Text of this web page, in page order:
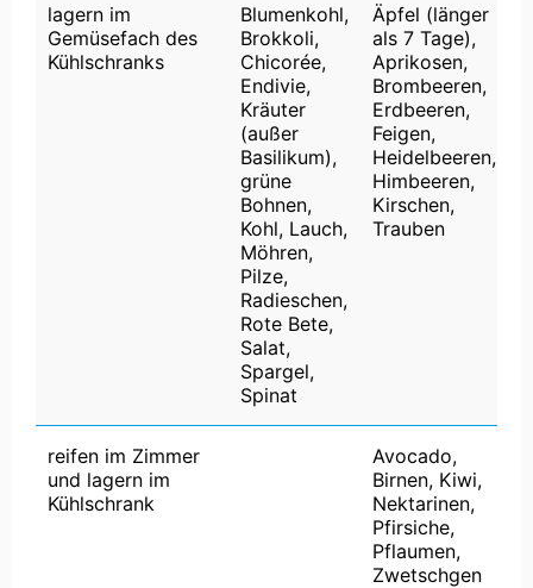
lagern im
Gemüsefach des
Kühlschranks
Blumenkohl,
Brokkoli,
Chicorée,
Endivie,
Kräuter
(außer
Basilikum),
grüne
Bohnen,
Kohl, Lauch,
Möhren,
Pilze,
Radieschen,
Rote Bete,
Salat,
Spargel,
Spinat
Äpfel (länger
als 7 Tage),
Aprikosen,
Brombeeren,
Erdbeeren,
Feigen,
Heidelbeeren,
Himbeeren,
Kirschen,
Trauben
reifen im Zimmer
und lagern im
Kühlschrank
Avocado,
Birnen, Kiwi,
Nektarinen,
Pfirsiche,
Pflaumen,
Zwetschgen